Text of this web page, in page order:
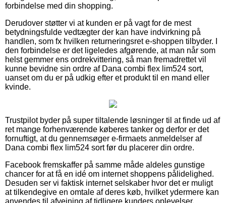
forbindelse med din shopping.
Derudover støtter vi at kunden er på vagt for de mest
betydningsfulde vedtægter der kan have indvirkning på
handlen, som fx hvilken returneringsret e-shoppen tilbyder. I
den forbindelse er det ligeledes afgørende, at man når som
helst gemmer ens ordrekvittering, så man fremadrettet vil
kunne bevidne sin ordre af Dana combi flex lim524 sort,
uanset om du er på udkig efter et produkt til en mand eller
kvinde.
Trustpilot byder på super tiltalende løsninger til at finde ud af
ret mange forhenværende køberes tanker og derfor er det
fornuftigt, at du gennemsøger e-firmaets anmeldelser af
Dana combi flex lim524 sort før du placerer din ordre.
Facebook fremskaffer på samme måde aldeles gunstige
chancer for at få en idé om internet shoppens pålidelighed.
Desuden ser vi faktisk internet selskaber hvor det er muligt
at tilkendegive en omtale af deres køb, hvilket ydermere kan
anvendes til afvejning af tidligere kunders oplevelser.